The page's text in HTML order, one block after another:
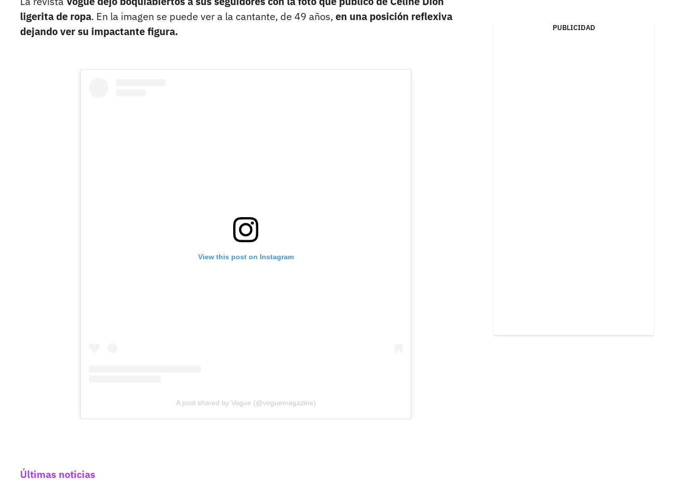
ligerita de ropa. En la imagen se puede ver a la cantante, de 49 años, en una posición reflexiva
dejando ver su impactante figura.
View this post on Instagram
A post shared by Vogue (@voguemagazine)
Últimas noticias
PUBLICIDAD